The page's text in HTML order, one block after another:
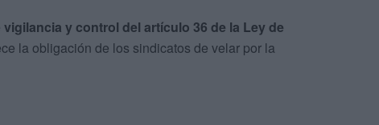
vigilancia y control del artículo 36 de la Ley de
la obligación de los sindicatos de velar por la